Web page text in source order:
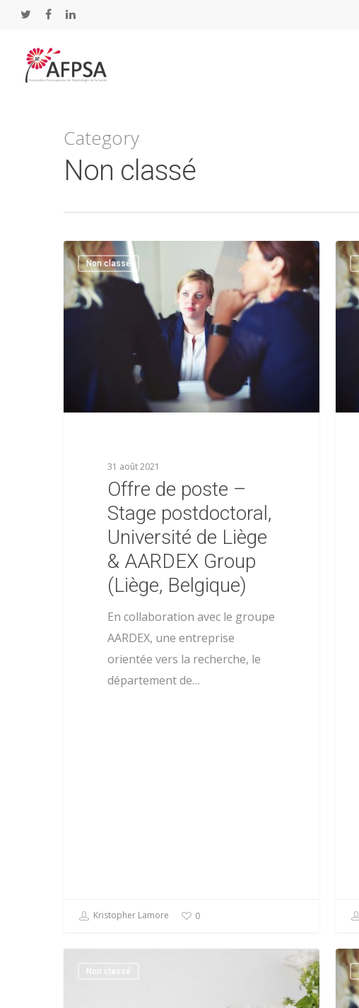
Category
Non classé
Non classé
31 août 2021
Offre de poste –
Stage postdoctoral,
Université de Liège
& AARDEX Group
(Liège, Belgique)
En collaboration avec le groupe
AARDEX, une entreprise
orientée vers la recherche, le
département de…
Kristopher Lamore 0
Non classé